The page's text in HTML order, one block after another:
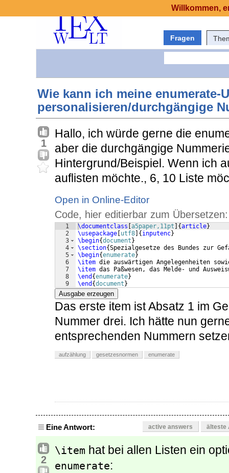
Fragen
Wie kann ich meine enumerate-
personalisieren/durchgängige
1
Hallo, ich würde gerne die
aber die durchgängige
Hintergrund/Beispiel. Wenn ich
auflisten möchte., 6, 10 Liste
Open in Online-Editor
Code, hier editierbar zum Übersetzen:
1
2
3
4
5
6
7
8
9
\documentclass a5paper,11pt {article}
\usepackage utf8 { inputenc}
\begin{document }
\section{Spezialgesetze des Bundes zur
\begin{enumerate}
\item die auswärtigen Angelegenheiten
\item das Paßwesen, das Melde- und
\end {enumerate}
\end {document }
Ausgabe erzeugen
Das erste item ist Absatz 1 im
Nummer drei. Ich hätte nun
entsprechenden Nummern
aufzählung gesetzesnormen enumerate
Eine Antwort: active answers älteste
2
\item hat bei allen Listen ein
enumerate:
Willkommen,